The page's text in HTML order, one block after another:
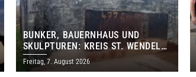
BUNKER, BAUERNHAUS UND
SKULPTUREN: KREIS ST. WENDEL
LÄDT ZUM TAG DES OFFENEN
DENKMALS EIN
Freitag, 7. August 2026